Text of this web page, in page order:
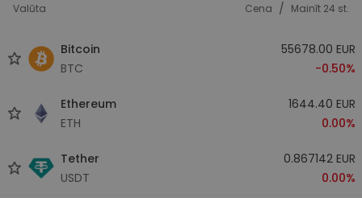
Valūta Cena / Mainīt 24 st.
Bitcoin
BTC
55678.00 EUR
-0.50%
Ethereum
ETH
1644.40 EUR
0.00%
Tether
USDT
0.867142 EUR
0.00%